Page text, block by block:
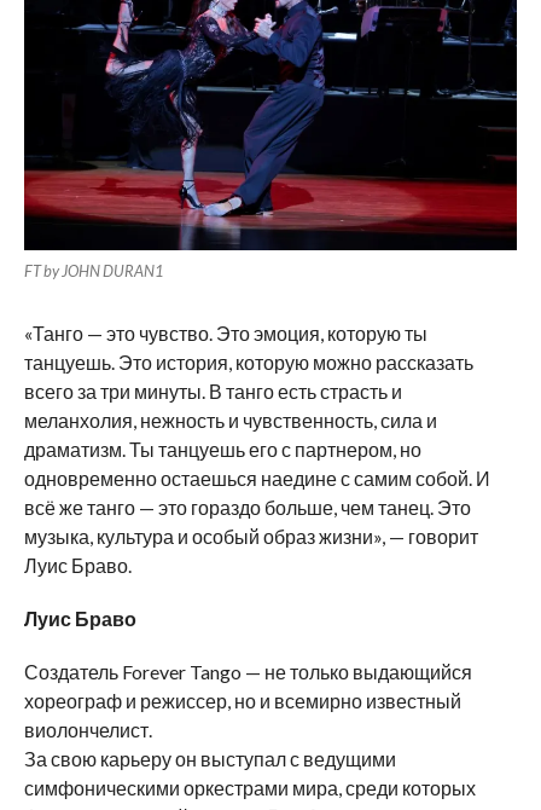
FT by JOHN DURAN1
«Танго — это чувство. Это эмоция, которую ты
танцуешь. Это история, которую можно рассказать
всего за три минуты. В танго есть страсть и
меланхолия, нежность и чувственность, сила и
драматизм. Ты танцуешь его с партнером, но
одновременно остаешься наедине с самим собой. И
всё же танго — это гораздо больше, чем танец. Это
музыка, культура и особый образ жизни», — говорит
Луис Браво.
Луис Браво
Создатель Forever Tango — не только выдающийся
хореограф и режиссер, но и всемирно известный
виолончелист.
За свою карьеру он выступал с ведущими
симфоническими оркестрами мира, среди которых